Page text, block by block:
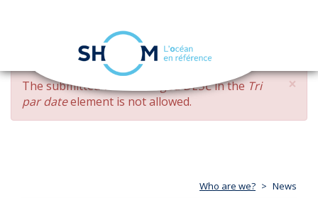
Skip
main
content
navigation
×
ERROR
MESSAGE
The submitted value changed DESCin the Tri
par dateelement is not allowed.
Who are we? News